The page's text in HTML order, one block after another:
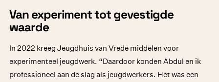
Van experiment tot gevestigde
waarde
In 2022 kreeg Jeugdhuis van Vrede middelen voor
experimenteel jeugdwerk. “Daardoor konden Abdul en ik
professioneel aan de slag als jeugdwerkers. Het was een